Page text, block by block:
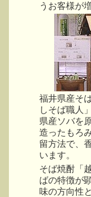
うお客様が
福井県産そ
しそば職人
県産ソバを
造ったもろ
留方法で、
います。
そば焼酎「
ばの特徴が
味の方向性